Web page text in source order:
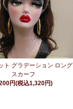
ト グラデーション ロング
スカーフ
円(税込1,320円)